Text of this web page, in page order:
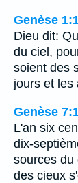
Genèse
Dieu dit:
du ciel,
soient des
jours et
Genèse
L'an six
dix-
sources du
des cieux